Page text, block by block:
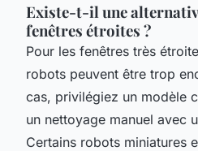
Existe-t-il une
fenêtres étroites ?
Pour les fenêtres très
robots peuvent être trop
cas, privilégiez un modèle
un nettoyage manuel avec
Certains robots miniatures